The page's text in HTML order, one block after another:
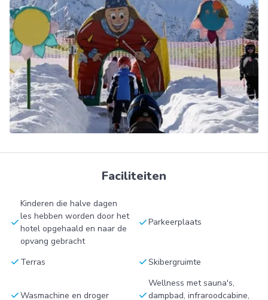
Faciliteiten
check
Kinderen die halve dagen
les hebben worden door het
hotel opgehaald en naar de
opvang gebracht
checkParkeerplaats
check Terras checkSkibergruimte
checkWasmachine en droger check
Wellness met sauna's,
dampbad, infraroodcabine,